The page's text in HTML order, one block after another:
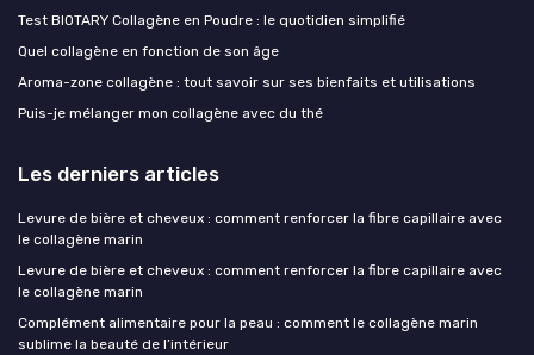
Test BIOTARY Collagène en Poudre : le quotidien simplifié
Quel collagène en fonction de son âge
Aroma-zone collagène : tout savoir sur ses bienfaits et utilisations
Puis-je mélanger mon collagène avec du thé
Les derniers articles
Levure de bière et cheveux : comment renforcer la fibre capillaire avec
le collagène marin
Levure de bière et cheveux : comment renforcer la fibre capillaire avec
le collagène marin
Complément alimentaire pour la peau : comment le collagène marin
sublime la beauté de l’intérieur